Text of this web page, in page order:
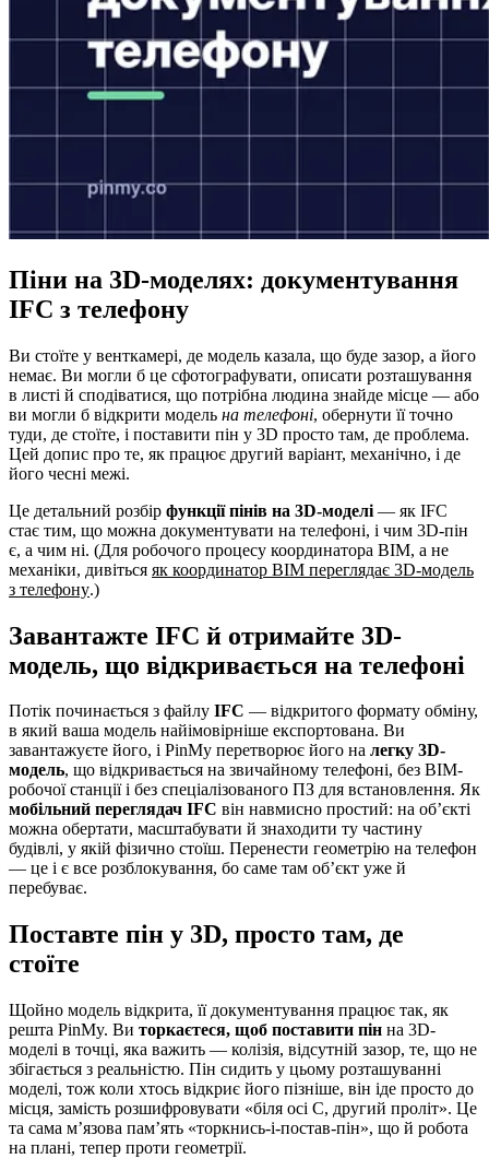
Піни на 3D-моделях: документування
IFC з телефону
Ви стоїте у венткамері, де модель казала, що буде зазор, а його
немає. Ви могли б це сфотографувати, описати розташування
в листі й сподіватися, що потрібна людина знайде місце — або
ви могли б відкрити модель на телефоні, обернути її точно
туди, де стоїте, і поставити пін у 3D просто там, де проблема.
Цей допис про те, як працює другий варіант, механічно, і де
його чесні межі.
Це детальний розбір функції пінів на 3D-моделі — як IFC
стає тим, що можна документувати на телефоні, і чим 3D-пін
є, а чим ні. (Для робочого процесу координатора BIM, а не
механіки, дивіться як координатор BIM переглядає 3D-модель
з телефону.)
Завантажте IFC й отримайте 3D-
модель, що відкривається на телефоні
Потік починається з файлу IFC — відкритого формату обміну,
в який ваша модель найімовірніше експортована. Ви
завантажуєте його, і PinMy перетворює його на легку 3D-
модель, що відкривається на звичайному телефоні, без BIM-
робочої станції і без спеціалізованого ПЗ для встановлення. Як
мобільний переглядач IFC він навмисно простий: на об’єкті
можна обертати, масштабувати й знаходити ту частину
будівлі, у якій фізично стоїш. Перенести геометрію на телефон
— це і є все розблокування, бо саме там об’єкт уже й
перебуває.
Поставте пін у 3D, просто там, де
стоїте
Щойно модель відкрита, її документування працює так, як
решта PinMy. Ви торкаєтеся, щоб поставити пін на 3D-
моделі в точці, яка важить — колізія, відсутній зазор, те, що не
збігається з реальністю. Пін сидить у цьому розташуванні
моделі, тож коли хтось відкриє його пізніше, він іде просто до
місця, замість розшифровувати «біля осі C, другий проліт». Це
та сама м’язова пам’ять «торкнись-і-постав-пін», що й робота
на плані, тепер проти геометрії.